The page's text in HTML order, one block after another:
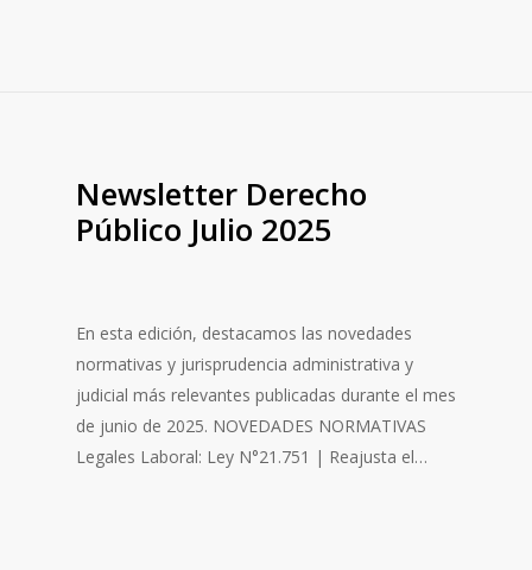
Newsletter Derecho
Público Julio 2025
En esta edición, destacamos las novedades
normativas y jurisprudencia administrativa y
judicial más relevantes publicadas durante el mes
de junio de 2025. NOVEDADES NORMATIVAS
Legales Laboral: Ley N°21.751 | Reajusta el…